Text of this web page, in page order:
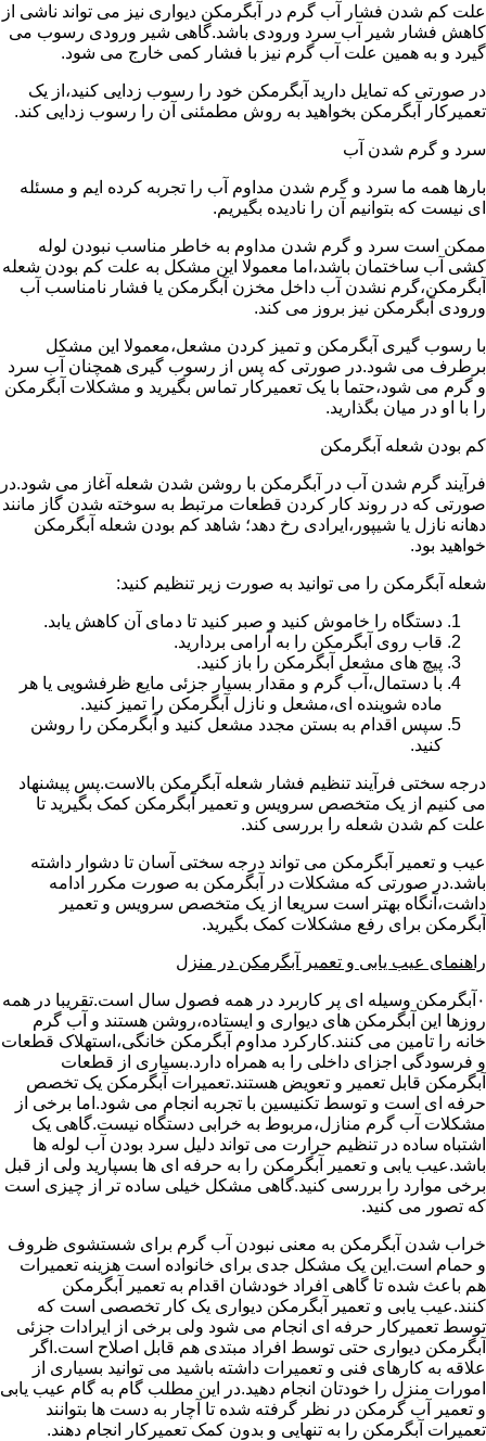
علت کم شدن فشار آب گرم در آبگرمکن دیواری نیز می تواند ناشی از
کاهش فشار شیر آب سرد ورودی باشد.گاهی شیر ورودی رسوب می
گیرد و به همین علت آب گرم نیز با فشار کمی خارج می شود.
در صورتی که تمایل دارید آبگرمکن خود را رسوب زدایی کنید،از یک
تعمیرکار آبگرمکن بخواهید به روش مطمئنی آن را رسوب زدایی کند.
سرد و گرم شدن آب
بارها همه ما سرد و گرم شدن مداوم آب را تجربه کرده ایم و مسئله
ای نیست که بتوانیم آن را نادیده بگیریم.
ممکن است سرد و گرم شدن مداوم به خاطر مناسب نبودن لوله
کشی آب ساختمان باشد،اما معمولا این مشکل به علت کم بودن شعله
آبگرمکن،گرم نشدن آب داخل مخزن آبگرمکن یا فشار نامناسب آب
ورودی آبگرمکن نیز بروز می کند.
با رسوب گیری آبگرمکن و تمیز کردن مشعل،معمولا این مشکل
برطرف می شود.در صورتی که پس از رسوب گیری همچنان آب سرد
و گرم می شود،حتما با یک تعمیرکار تماس بگیرید و مشکلات آبگرمکن
را با او در میان بگذارید.
کم بودن شعله آبگرمکن
فرآیند گرم شدن آب در آبگرمکن با روشن شدن شعله آغاز می شود.در
صورتی که در روند کار کردن قطعات مرتبط به سوخته شدن گاز مانند
دهانه نازل یا شیپور،ایرادی رخ دهد؛ شاهد کم بودن شعله آبگرمکن
خواهید بود.
شعله آبگرمکن را می توانید به صورت زیر تنظیم کنید:
دستگاه را خاموش کنید و صبر کنید تا دمای آن کاهش یابد.
قاب روی آبگرمکن را به آرامی بردارید.
پیچ های مشعل آبگرمکن را باز کنید.
با دستمال،آب گرم و مقدار بسیار جزئی مایع ظرفشویی یا هر
ماده شوینده ای،مشعل و نازل آبگرمکن را تمیز کنید.
سپس اقدام به بستن مجدد مشعل کنید و آبگرمکن را روشن
کنید.
درجه سختی فرآیند تنظیم فشار شعله آبگرمکن بالاست.پس پیشنهاد
می کنیم از یک متخصص سرویس و تعمیر آبگرمکن کمک بگیرید تا
علت کم شدن شعله را بررسی کند.
عیب و تعمیر آبگرمکن می تواند درجه سختی آسان تا دشوار داشته
باشد.در صورتی که مشکلات در آبگرمکن به صورت مکرر ادامه
داشت،آنگاه بهتر است سریعا از یک متخصص سرویس و تعمیر
آبگرمکن برای رفع مشکلات کمک بگیرید.
راهنمای عیب یابی و تعمیر آبگرمکن در منزل
۰آبگرمکن وسیله ای پر کاربرد در همه فصول سال است.تقریبا در همه
روزها این آبگرمکن های دیواری و ایستاده،روشن هستند و آب گرم
خانه را تامین می کنند.کارکرد مداوم آبگرمکن خانگی،استهلاک قطعات
و فرسودگی اجزای داخلی را به همراه دارد.بسیاری از قطعات
آبگرمکن قابل تعمیر و تعویض هستند.تعمیرات آبگرمکن یک تخصص
حرفه ای است و توسط تکنیسین با تجربه انجام می شود.اما برخی از
مشکلات آب گرم منازل،مربوط به خرابی دستگاه نیست.گاهی یک
اشتباه ساده در تنظیم حرارت می تواند دلیل سرد بودن آب لوله ها
باشد.عیب یابی و تعمیر آبگرمکن را به حرفه ای ها بسپارید ولی از قبل
برخی موارد را بررسی کنید.گاهی مشکل خیلی ساده تر از چیزی است
که تصور می کنید.
خراب شدن آبگرمکن به معنی نبودن آب گرم برای شستشوی ظروف
و حمام است.این یک مشکل جدی برای خانواده است هزینه تعمیرات
هم باعث شده تا گاهی افراد خودشان اقدام به تعمیر آبگرمکن
کنند.عیب یابی و تعمیر آبگرمکن دیواری یک کار تخصصی است که
توسط تعمیرکار حرفه ای انجام می شود ولی برخی از ایرادات جزئی
آبگرمکن دیواری حتی توسط افراد مبتدی هم قابل اصلاح است.اگر
علاقه به کارهای فنی و تعمیرات داشته باشید می توانید بسیاری از
امورات منزل را خودتان انجام دهید.در این مطلب گام به گام عیب یابی
و تعمیر آب گرمکن در نظر گرفته شده تا آچار به دست ها بتوانند
تعمیرات آبگرمکن را به تنهایی و بدون کمک تعمیرکار انجام دهند.